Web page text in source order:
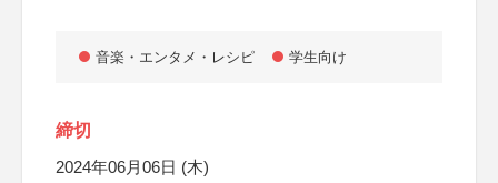
音楽・エンタメ・レシピ 学生向け
締切
2024年06月06日 (木)